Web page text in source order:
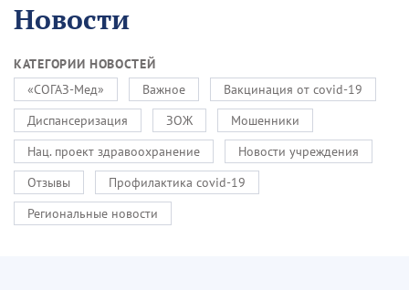
Новости
КАТЕГОРИИ НОВОСТЕЙ
«СОГАЗ-Мед»
Важное
Вакцинация от covid-19
Диспансеризация
ЗОЖ
Мошенники
Нац. проект здравоохранение
Новости учреждения
Отзывы
Профилактика covid-19
Региональные новости